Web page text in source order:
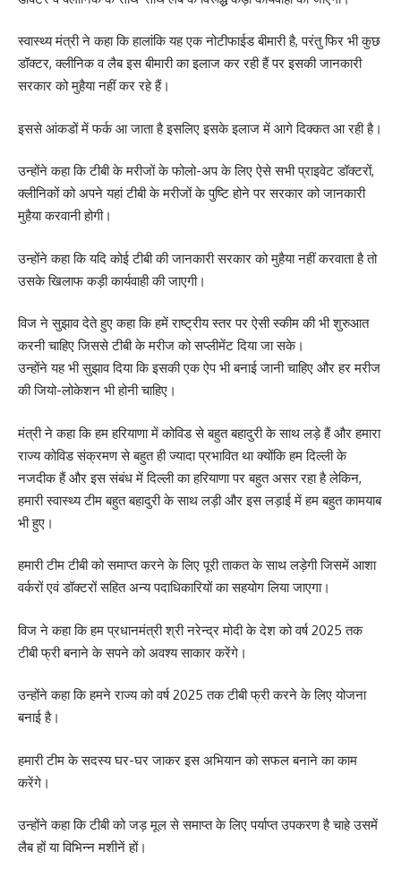
स्वास्थ्य मंत्री ने कहा कि हालांकि यह एक नोटीफाईड बीमारी है, परंतु फिर भी कुछ
डॉक्टर, क्लीनिक व लैब इस बीमारी का इलाज कर रही हैं पर इसकी जानकारी
सरकार को मुहैया नहीं कर रहे हैं।
इससे आंकडों में फर्क आ जाता है इसलिए इसके इलाज में आगे दिक्कत आ रही है।
उन्होंने कहा कि टीबी के मरीजों के फोलो-अप के लिए ऐसे सभी प्राइवेट डॉक्टरों,
क्लीनिकों को अपने यहां टीबी के मरीजों के पुष्टि होने पर सरकार को जानकारी
मुहैया करवानी होगी।
उन्होंने कहा कि यदि कोई टीबी की जानकारी सरकार को मुहैया नहीं करवाता है तो
उसके खिलाफ कड़ी कार्यवाही की जाएगी।
विज ने सुझाव देते हुए कहा कि हमें राष्ट्रीय स्तर पर ऐसी स्कीम की भी शुरुआत
करनी चाहिए जिससे टीबी के मरीज को सप्लीमेंट दिया जा सके।
उन्होंने यह भी सुझाव दिया कि इसकी एक ऐप भी बनाई जानी चाहिए और हर मरीज
की जियो-लोकेशन भी होनी चाहिए।
मंत्री ने कहा कि हम हरियाणा में कोविड से बहुत बहादुरी के साथ लड़े हैं और हमारा
राज्य कोविड संक्रमण से बहुत ही ज्यादा प्रभावित था क्योंकि हम दिल्ली के
नजदीक हैं और इस संबंध में दिल्ली का हरियाणा पर बहुत असर रहा है लेकिन,
हमारी स्वास्थ्य टीम बहुत बहादुरी के साथ लड़ी और इस लड़ाई में हम बहुत कामयाब
भी हुए।
हमारी टीम टीबी को समाप्त करने के लिए पूरी ताकत के साथ लड़ेगी जिसमें आशा
वर्करों एवं डॉक्टरों सहित अन्य पदाधिकारियों का सहयोग लिया जाएगा।
विज ने कहा कि हम प्रधानमंत्री श्री नरेन्द्र मोदी के देश को वर्ष 2025 तक
टीबी फ्री बनाने के सपने को अवश्य साकार करेंगे।
उन्होंने कहा कि हमने राज्य को वर्ष 2025 तक टीबी फ्री करने के लिए योजना
बनाई है।
हमारी टीम के सदस्य घर-घर जाकर इस अभियान को सफल बनाने का काम
करेंगे।
उन्होंने कहा कि टीबी को जड़ मूल से समाप्त के लिए पर्याप्त उपकरण है चाहे उसमें
लैब हों या विभिन्न मशीनें हों।